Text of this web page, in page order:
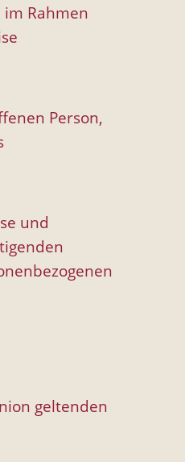
Rahmen
Person,
und
geltenden